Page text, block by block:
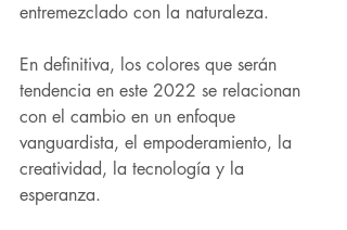
entremezclado con la naturaleza.
En definitiva, los colores que serán
tendencia en este 2022 se relacionan
con el cambio en un enfoque
vanguardista, el empoderamiento, la
creatividad, la tecnología y la
esperanza.